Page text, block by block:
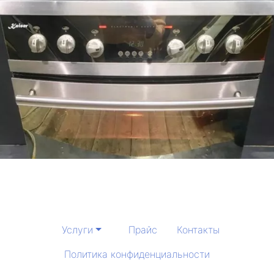
Услуги Прайс
Контакты
Политика конфиденциальности